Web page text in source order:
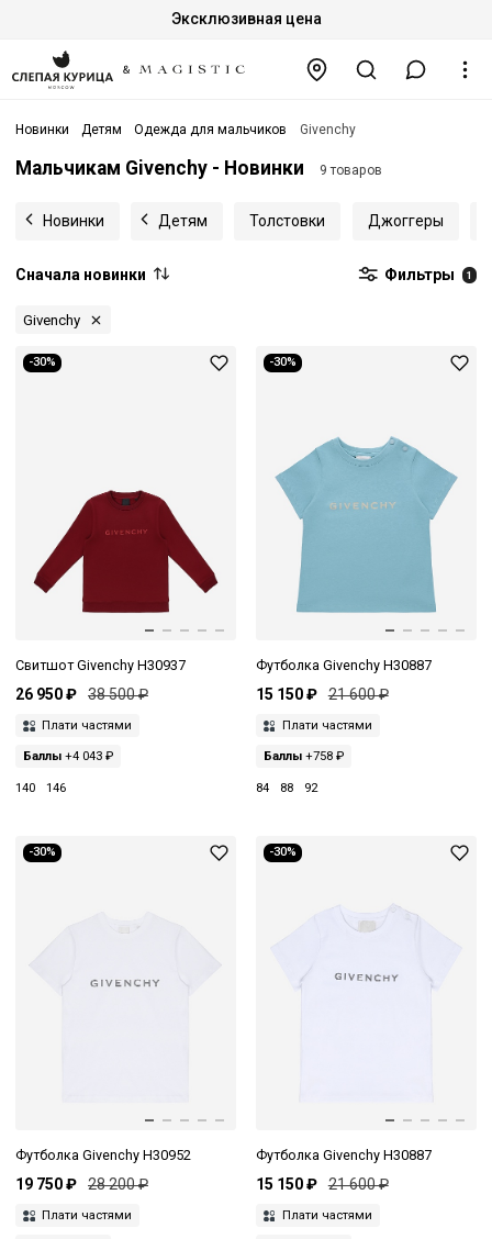
Эксклюзивная цена
Новинки Детям Одежда для мальчиков Givenchy
Мальчикам Givenchy - Новинки 9 товаров
Новинки Детям Толстовки Джоггеры
Сначала новинки Фильтры 1
Givenchy
-30%
Свитшот Givenchy H30937
26 950 ₽ 38 500 ₽
Плати частями
Баллы +4 043 ₽
140 146
-30%
Футболка Givenchy H30887
15 150 ₽ 21 600 ₽
Плати частями
Баллы+758 ₽
84 88 92
-30%
Футболка Givenchy H30952
19 750 ₽ 28 200 ₽
Плати частями
-30%
Футболка Givenchy H30887
15 150 ₽ 21 600 ₽
Плати частями